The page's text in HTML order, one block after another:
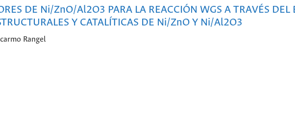
DE Ni/ZnO/Al2O3 PARA LA REACCIÓN WGS A TRAVÉS DEL
Y CATALÍTICAS DE Ni/ZnO Y Ni/Al2O3
Rangel